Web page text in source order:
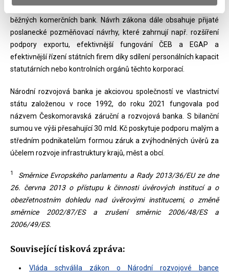
depozita od municipalit, pro které půjde o alternativu k úložkám u
běžných komerčních bank. Návrh zákona dále obsahuje přijaté
poslanecké pozměňovací návrhy, které zahrnují např. rozšíření
podpory exportu, efektivnější fungování ČEB a EGAP a
efektivnější řízení státních firem díky sdílení personálních kapacit
statutárních nebo kontrolních orgánů těchto korporací.
Národní rozvojová banka je akciovou společností ve vlastnictví
státu založenou v roce 1992, do roku 2021 fungovala pod
názvem Českomoravská záruční a rozvojová banka. S bilanční
sumou ve výši přesahující 30 mld. Kč poskytuje podporu malým a
středním podnikatelům formou záruk a zvýhodněných úvěrů za
účelem rozvoje infrastruktury krajů, měst a obcí.
1
Směrnice Evropského parlamentu a Rady 2013/36/EU ze dne
26. června 2013 o přístupu k činnosti úvěrových institucí a o
obezřetnostním dohledu nad úvěrovými institucemi, o změně
směrnice 2002/87/ES a zrušení směrnic 2006/48/ES a
2006/49/ES.
Související tisková zpráva:
Vláda schválila zákon o Národní rozvojové bance